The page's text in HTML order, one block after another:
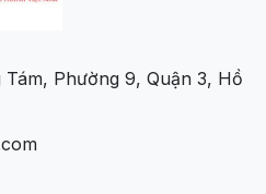
Phường 9, Quận 3, Hồ